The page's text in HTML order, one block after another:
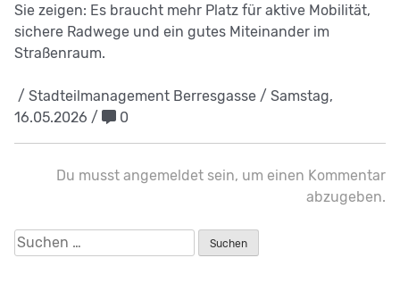
Sie zeigen: Es braucht mehr Platz für aktive Mobilität,
sichere Radwege und ein gutes Miteinander im
Straßenraum.
/ Stadteilmanagement Berresgasse / Samstag,
16.05.2026 /
0
Du musst angemeldet sein, um einen Kommentar
abzugeben.
Suchen
nach: